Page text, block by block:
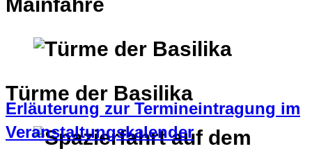
Türme der Basilika
Erläuterung zur Termineintragung im
Veranstaltungskalender